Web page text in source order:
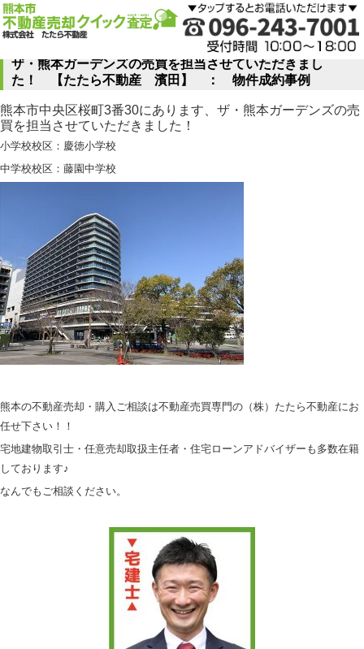
ザ・熊本ガーデンズの売買を担当させていただきまし
た！ 【たたら不動産 濱田】 ： 物件成約事例
熊本市中央区桜町3番30にあります、ザ・熊本ガーデンズの売
買を担当させていただきました！
小学校校区：慶徳小学校
中学校校区：藤園中学校
熊本の不動産売却・購入ご相談は不動産売買専門の（株）たたら不動産にお
任せ下さい！！
宅地建物取引士・任意売却取扱主任者・住宅ローンアドバイザーも多数在籍
しております♪
なんでもご相談ください。